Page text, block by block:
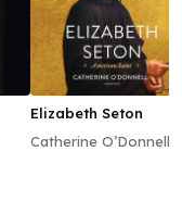
Elizabeth Seton
Catherine O’Donnell